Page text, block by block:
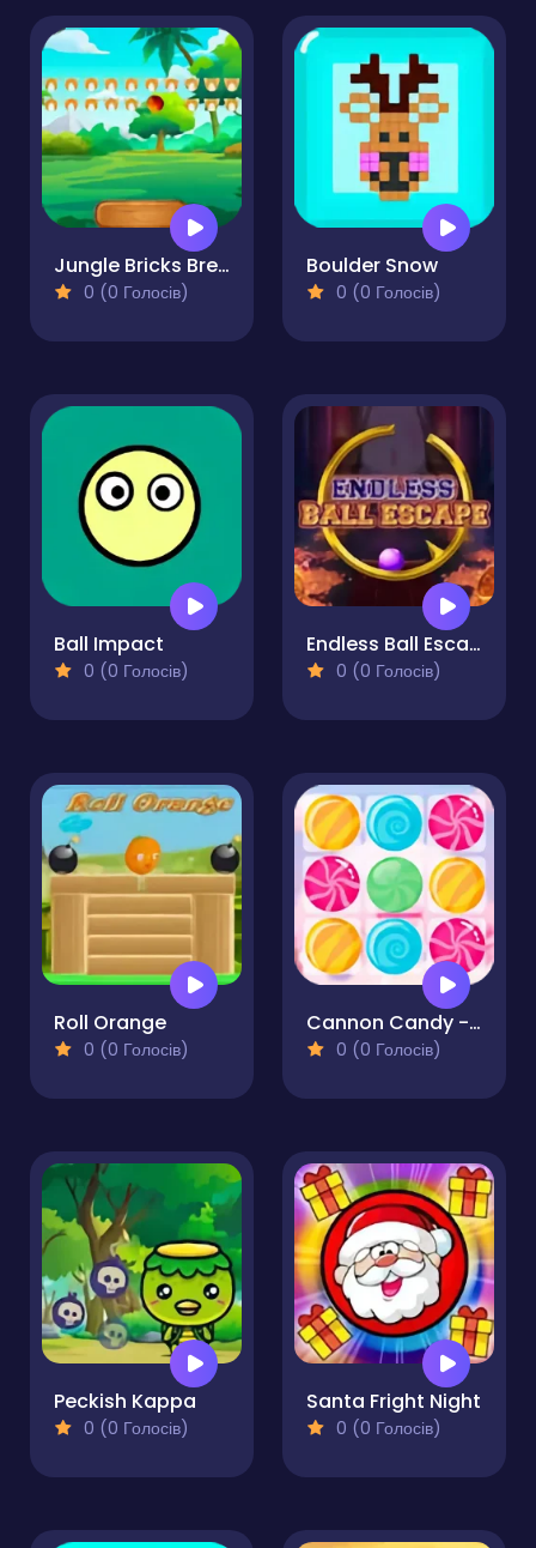
Jungle Bricks Breaker
0 (0 Голосів)
Boulder Snow
0 (0 Голосів)
Ball Impact
0 (0 Голосів)
Endless Ball Escape
0 (0 Голосів)
Roll Orange
0 (0 Голосів)
Cannon Candy - Shooter Bubble Candy Blast
0 (0 Голосів)
Peckish Kappa
0 (0 Голосів)
Santa Fright Night
0 (0 Голосів)